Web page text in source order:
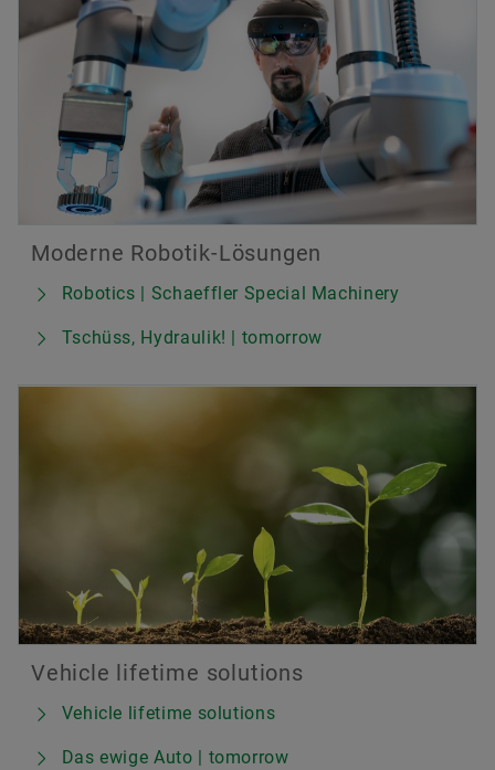
Moderne Robotik-Lösungen
Robotics | Schaeffler Special Machinery
Tschüss, Hydraulik! | tomorrow
Vehicle lifetime solutions
Vehicle lifetime solutions
Das ewige Auto | tomorrow